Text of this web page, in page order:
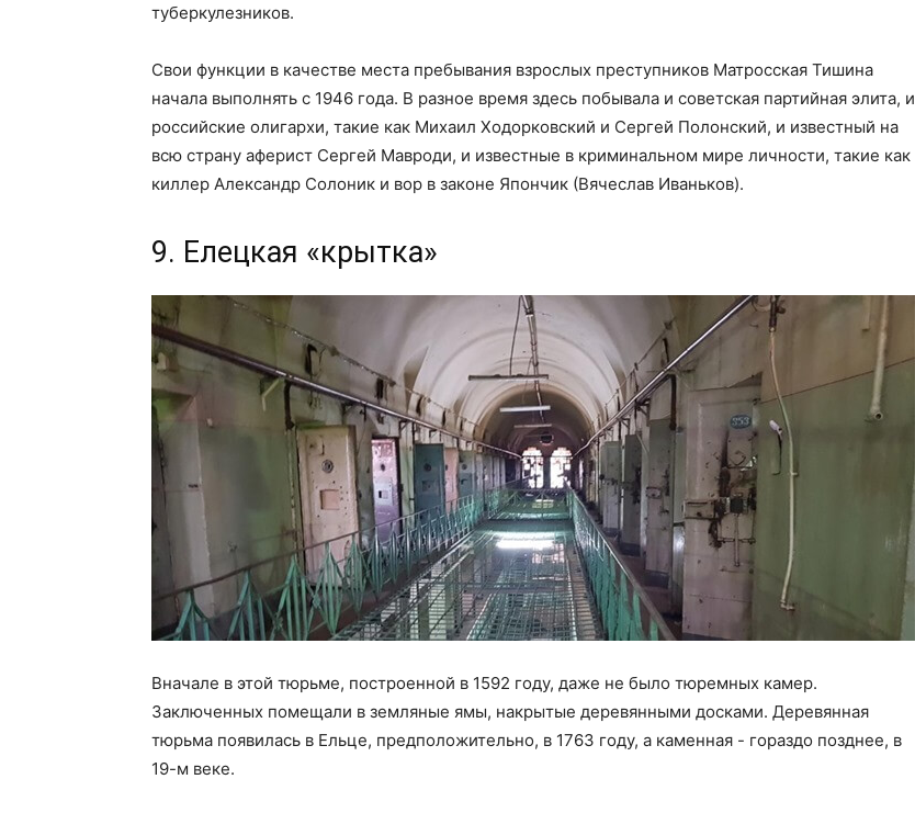
туберкулезников.
Свои функции в качестве места пребывания взрослых преступников Матросская Тишина
начала выполнять с 1946 года. В разное время здесь побывала и советская партийная элита, и
российские олигархи, такие как Михаил Ходорковский и Сергей Полонский, и известный на
всю страну аферист Сергей Мавроди, и известные в криминальном мире личности, такие как
киллер Александр Солоник и вор в законе Япончик (Вячеслав Иваньков).
9. Елецкая «крытка»
Вначале в этой тюрьме, построенной в 1592 году, даже не было тюремных камер.
Заключенных помещали в земляные ямы, накрытые деревянными досками. Деревянная
тюрьма появилась в Ельце, предположительно, в 1763 году, а каменная - гораздо позднее, в
19-м веке.